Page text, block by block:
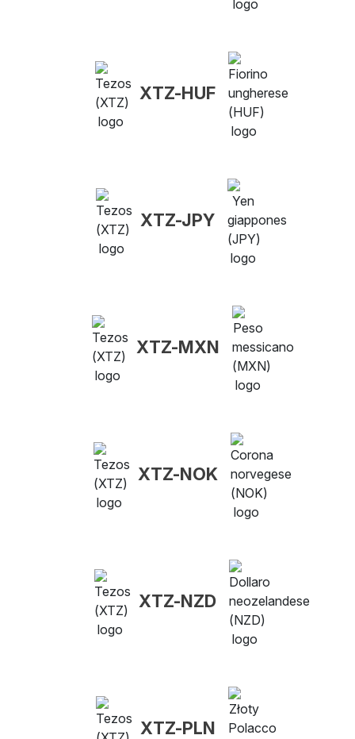
XTZ-HUF
XTZ-JPY
XTZ-MXN
XTZ-NOK
XTZ-NZD
XTZ-PLN